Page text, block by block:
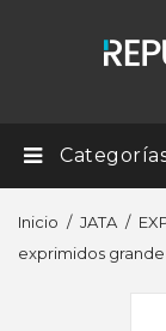
Inicio JATA
exprimidos grande